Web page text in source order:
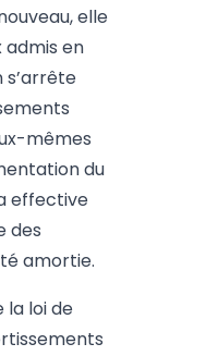
elle
en
s’arrête
mêmes
du
effective
des
amortie.
la loi de